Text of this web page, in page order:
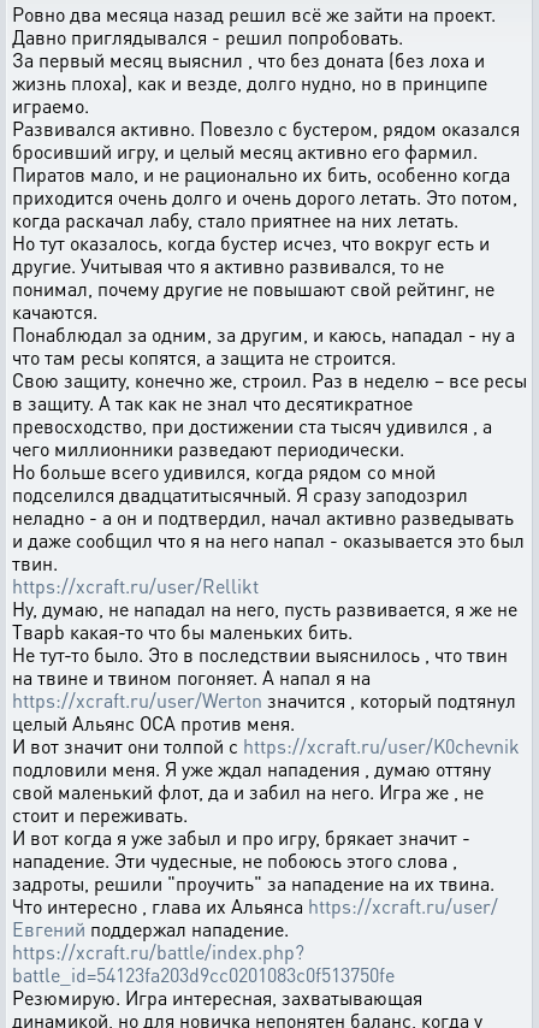
Ровно два месяца назад решил всё же зайти на проект.
Давно приглядывался - решил попробовать.
За первый месяц выяснил , что без доната (без лоха и
жизнь плоха), как и везде, долго нудно, но в принципе
играемо.
Развивался активно. Повезло с бустером, рядом оказался
бросивший игру, и целый месяц активно его фармил.
Пиратов мало, и не рационально их бить, особенно когда
приходится очень долго и очень дорого летать. Это потом,
когда раскачал лабу, стало приятнее на них летать.
Но тут оказалось, когда бустер исчез, что вокруг есть и
другие. Учитывая что я активно развивался, то не
понимал, почему другие не повышают свой рейтинг, не
качаются.
Понаблюдал за одним, за другим, и каюсь, нападал - ну а
что там ресы копятся, а защита не строится.
Свою защиту, конечно же, строил. Раз в неделю – все ресы
в защиту. А так как не знал что десятикратное
превосходство, при достижении ста тысяч удивился , а
чего миллионники разведают периодически.
Но больше всего удивился, когда рядом со мной
подселился двадцатитысячный. Я сразу заподозрил
неладно - а он и подтвердил, начал активно разведывать
и даже сообщил что я на него напал - оказывается это был
твин.
https://xcraft.ru/user/Rellikt
Ну, думаю, не нападал на него, пусть развивается, я же не
Tвapb какая-то что бы маленьких бить.
Не тут-то было. Это в последствии выяснилось , что твин
на твине и твином погоняет. А напал я на
https://xcraft.ru/user/Werton значится , который подтянул
целый Альянс OCA против меня.
И вот значит они толпой с https://xcraft.ru/user/K0chevnik
подловили меня. Я уже ждал нападения , думаю оттяну
свой маленький флот, да и забил на него. Игра же , не
стоит и переживать.
И вот когда я уже забыл и про игру, брякает значит -
нападение. Эти чудесные, не побоюсь этого слова ,
задроты, решили "проучить" за нападение на их твина.
Что интересно , глава их Альянса https://xcraft.ru/user/
Евгений поддержал нападение.
https://xcraft.ru/battle/index.php?
battle_id=54123fa203d9cc0201083c0f513750fe
Резюмирую. Игра интересная, захватывающая
динамикой, но для новичка непонятен баланс, когда у